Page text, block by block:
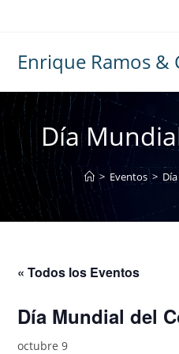
Enrique Ramos &
Día
> Eventos >
« Todos los Eventos
Día Mundial del
octubre 9